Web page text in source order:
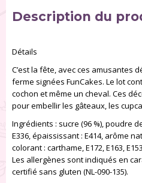
Description du
Détails
C’est la fête, avec ces amusantes
ferme signées FunCakes. Le lot
cochon et même un cheval. Ces
pour embellir les gâteaux, les
Ingrédients : sucre (96 %), poudre
E336, épaississant : E414, arôme
colorant : carthame, E172, E163,
Les allergènes sont indiqués en
certifié sans gluten (NL-090-135).